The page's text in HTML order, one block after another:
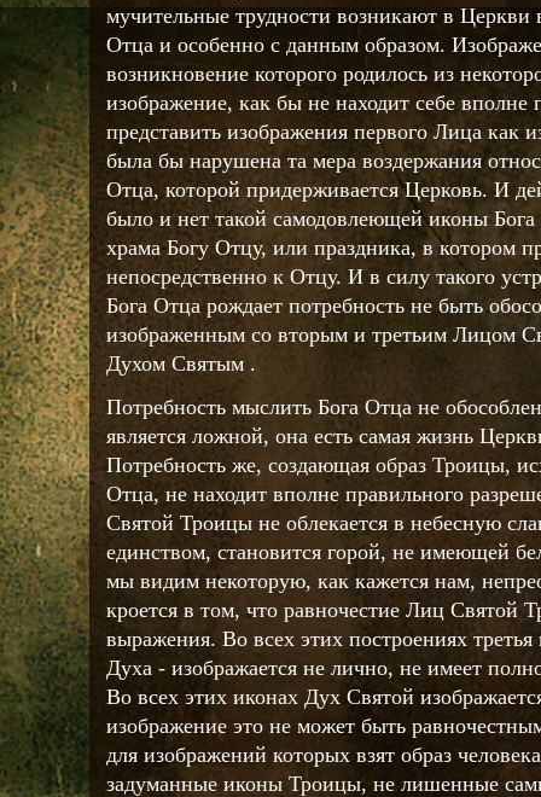
мучительные трудности возникают в Церкви
Отца и особенно с данным образом.
возникновение которого родилось из
изображение, как бы не находит себе вполне
представить изображения первого Лица как
была бы нарушена та мера воздержания
Отца, которой придерживается Церковь. И
было и нет такой самодовлеющей иконы
храма Богу Отцу, или праздника, в котором
непосредственно к Отцу. И в силу такого
Бога Отца рождает потребность не быть
изображенным со вторым и третьим Лицом
Духом Святым .
Потребность мыслить Бога Отца не
является ложной, она есть самая жизнь
Потребность же, создающая образ Троицы,
Отца, не находит вполне правильного
Святой Троицы не облекается в небесную
единством, становится горой, не имеющей
мы видим некоторую, как кажется нам,
кроется в том, что равночестие Лиц Святой
выражения. Во всех этих построениях третья
Духа - изображается не лично, не имеет
Во всех этих иконах Дух Святой
изображение это не может быть
для изображений которых взят образ
задуманные иконы Троицы, не лишенные